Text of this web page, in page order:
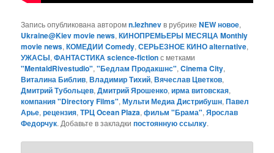
Запись опубликована авторомn.lezhnevв рубрикеNEW новое,
Ukraine@Kiev movie news,КИНОПРЕМЬЕРЫ МЕСЯЦА Monthly
movie news,КОМЕДИИ Comedy,СЕРЬЕЗНОЕ КИНО alternative,
УЖАСЫ,ФАНТАСТИКА science-fictionс метками
"MentaldRivestudio","Бедлам Продакшнс",Cinema City,
Виталина Библив,Владимир Тихий,Вячеслав Цветков,
Дмитрий Тубольцев,Дмитрий Ярошенко,ирма витовская,
компания "Directory Films",Мульти Медиа Дистрибушн,Павел
Арье,рецензия,ТРЦ Ocean Plaza,фильм "Брама",Ярослав
Федорчук. Добавьте в закладкипостоянную ссылку.